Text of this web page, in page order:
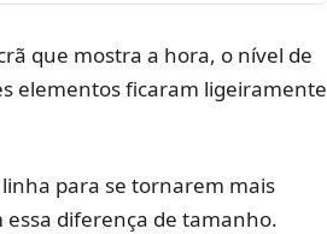
que mostra a hora, o nível de
elementos ficaram ligeiramente
para se tornarem mais
essa diferença de tamanho.